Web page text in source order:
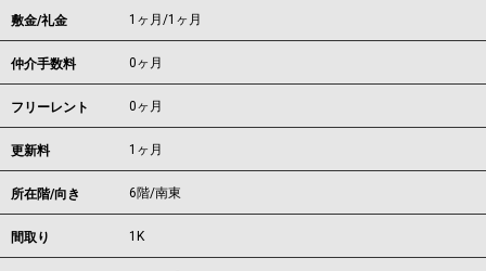
敷金/礼金 1ヶ月/1ヶ月
仲介手数料 0ヶ月
フリーレント 0ヶ月
更新料 1ヶ月
所在階/向き 6階/南東
間取り 1K